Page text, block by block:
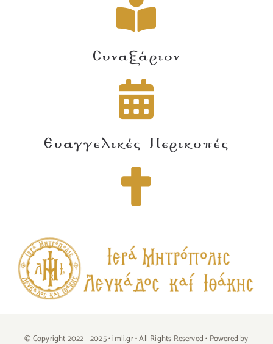
Συναξάριον
Ευαγγελικές Περικοπές
© Copyright 2022 - 2025 • imli.gr • All Rights Reserved • Powered by